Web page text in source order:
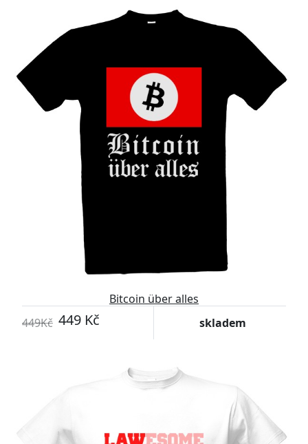
Bitcoin über alles
449Kč 449 Kč skladem